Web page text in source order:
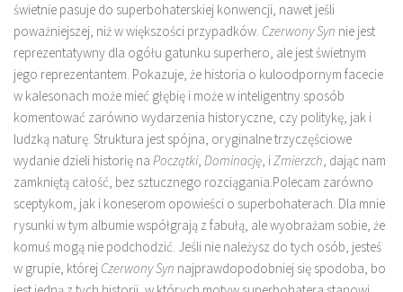
świetnie pasuje do superbohaterskiej konwencji, nawet jeśli
poważniejszej, niż w większości przypadków. Czerwony Syn nie jest
reprezentatywny dla ogółu gatunku superhero, ale jest świetnym
jego reprezentantem. Pokazuje, że historia o kuloodpornym facecie
w kalesonach może mieć głębię i może w inteligentny sposób
komentować zarówno wydarzenia historyczne, czy politykę, jak i
ludzką naturę. Struktura jest spójna, oryginalne trzyczęściowe
wydanie dzieli historię na Początki, Dominację, iZmierzch, dając nam
zamkniętą całość, bez sztucznego rozciągania.Polecam zarówno
sceptykom, jak i koneserom opowieści o superbohaterach. Dla mnie
rysunki w tym albumie współgrają z fabułą, ale wyobrażam sobie, że
komuś mogą nie podchodzić. Jeśli nie należysz do tych osób, jesteś
w grupie, której Czerwony Syn najprawdopodobniej się spodoba, bo